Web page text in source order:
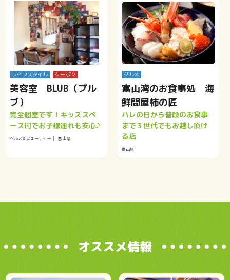
ライフスタイル クーポン
美容室 BLUB（ブル
ブ）
完全個室です！キッズスペ
ース付でお子様連れも安心♪
ヘルス＆ビューティー 富山県
グルメ
富山湾のお食事処 海
鮮問屋柿の匠
ハレの日から普段のお食事
まで３世代でもお越し頂け
る店
富山県
オススメ情報